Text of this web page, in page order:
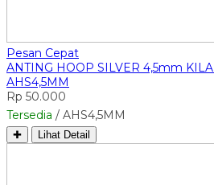
Pesan Cepat
ANTING HOOP SILVER 4,5mm
AHS4,5MM
Rp 50.000
Tersedia / AHS4,5MM
✚ Lihat Detail